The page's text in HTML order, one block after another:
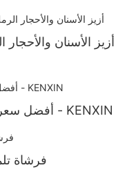
أزيز الأسنان
أفضل سعر لتصنيع أزيز تلميع مختبر الأسنان - KENXIN
فرشاة